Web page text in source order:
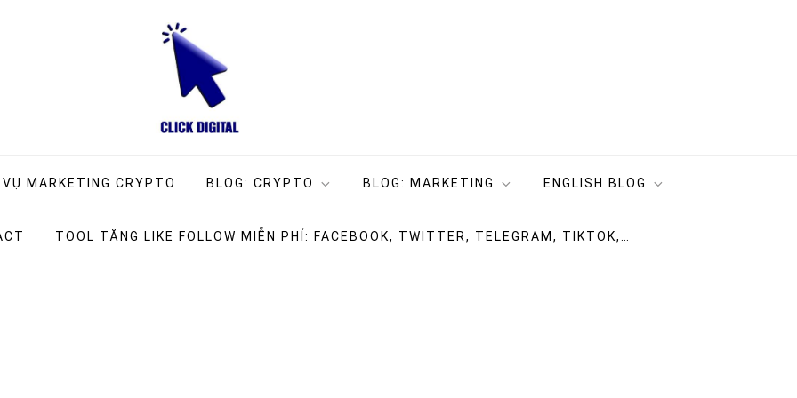
VỤ MARKETING CRYPTO BLOG: CRYPTO BLOG: MARKETING ENGLISH BLOG
TOOL TĂNG LIKE FOLLOW MIỄN PHÍ: FACEBOOK, TWITTER, TELEGRAM, TIKTOK,…